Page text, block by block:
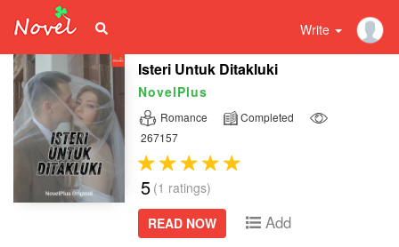
Write
Isteri Untuk Ditakluki
NovelPlus
Romance
Completed
267157
5 (1 ratings)
READ NOW
Add